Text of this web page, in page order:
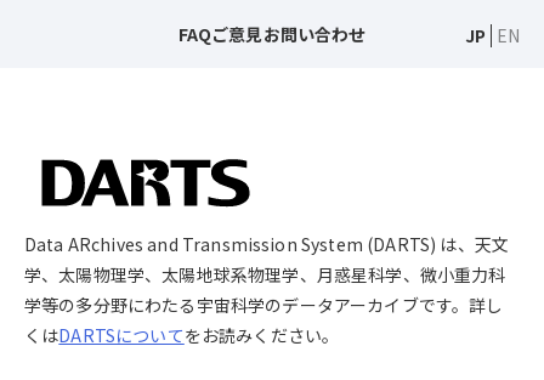
FAQご意見お問い合わせ JP EN
Data ARchives and Transmission System (DARTS) は、天文
学、太陽物理学、太陽地球系物理学、月惑星科学、微小重力科
学等の多分野にわたる宇宙科学のデータアーカイブです。詳し
くはDARTSについてをお読みください。